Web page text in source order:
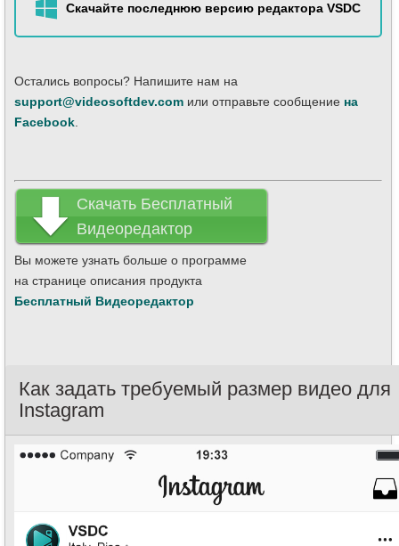
Скачайте последнюю версию редактора VSDC
Остались вопросы? Напишите нам на
support@videosoftdev.com или отправьте сообщение на
Facebook
Скачать Бесплатный
Видеоредактор
Вы можете узнать больше о программе
на странице описания продукта
Бесплатный Видеоредактор
Как задать требуемый размер видео для
Instagram